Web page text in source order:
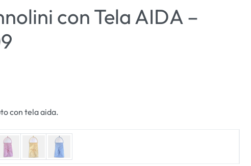
con Tela AIDA –
con tela aida.